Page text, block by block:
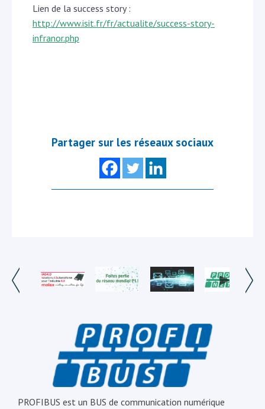
Lien de la success story :
http://www.isit.fr/fr/actualite/success-story-
infranor.php
Partager sur les réseaux sociaux
PROFIBUS est un BUS de communication numérique